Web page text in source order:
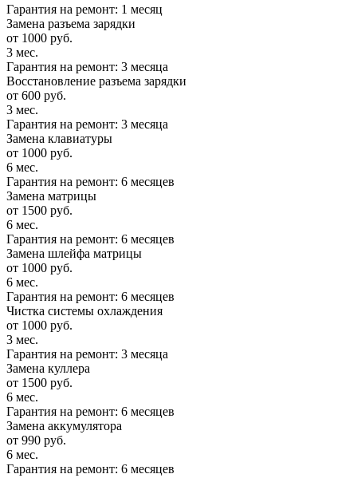
Гарантия на ремонт: 1 месяц
Замена разъема зарядки
от 1000 руб.
3 мес.
Гарантия на ремонт: 3 месяца
Восстановление разъема зарядки
от 600 руб.
3 мес.
Гарантия на ремонт: 3 месяца
Замена клавиатуры
от 1000 руб.
6 мес.
Гарантия на ремонт: 6 месяцев
Замена матрицы
от 1500 руб.
6 мес.
Гарантия на ремонт: 6 месяцев
Замена шлейфа матрицы
от 1000 руб.
6 мес.
Гарантия на ремонт: 6 месяцев
Чистка системы охлаждения
от 1000 руб.
3 мес.
Гарантия на ремонт: 3 месяца
Замена куллера
от 1500 руб.
6 мес.
Гарантия на ремонт: 6 месяцев
Замена аккумулятора
от 990 руб.
6 мес.
Гарантия на ремонт: 6 месяцев